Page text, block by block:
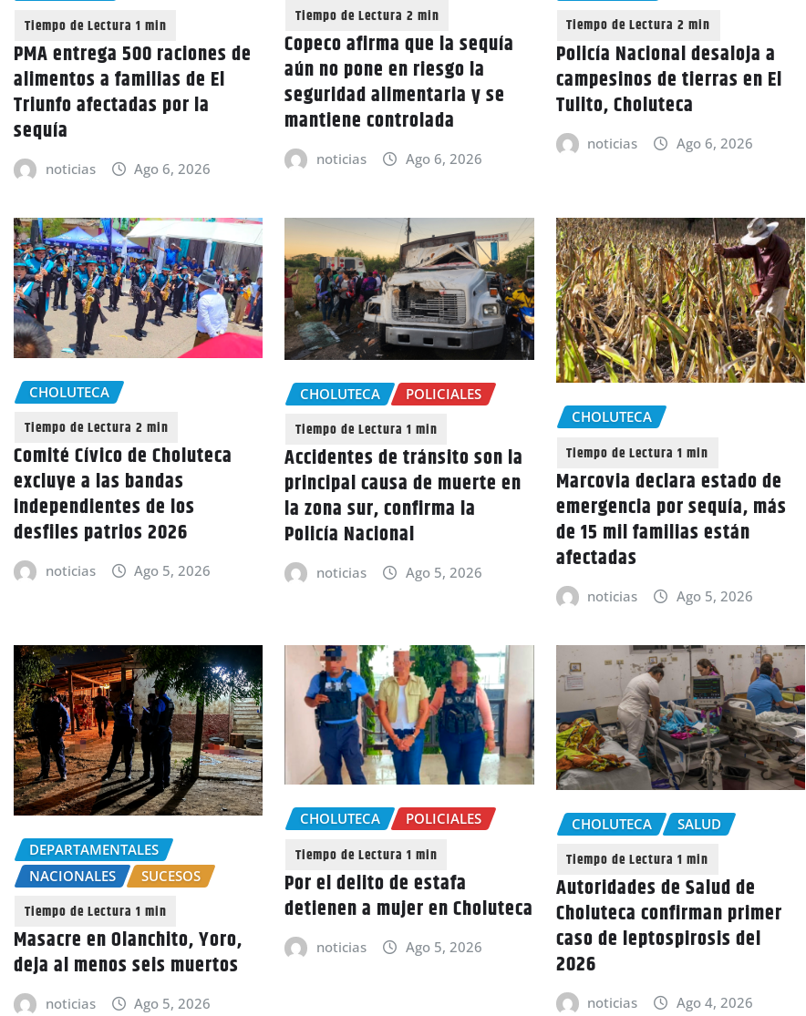
PMA entrega 500 raciones de
alimentos a familias de El
Triunfo afectadas por la
sequía
noticias Ago 6, 2026
Copeco afirma que la sequía
aún no pone en riesgo la
seguridad alimentaria y se
mantiene controlada
noticias Ago 6, 2026
Policía Nacional desaloja a
campesinos de tierras en El
Tulito, Choluteca
noticias Ago 6, 2026
CHOLUTECA
Comité Cívico de Choluteca
excluye a las bandas
independientes de los
desfiles patrios 2026
noticias Ago 5, 2026
CHOLUTECA POLICIALES
Accidentes de tránsito son la
principal causa de muerte en
la zona sur, confirma la
Policía Nacional
noticias Ago 5, 2026
CHOLUTECA
Marcovia declara estado de
emergencia por sequía, más
de 15 mil familias están
afectadas
noticias Ago 5, 2026
DEPARTAMENTALES
NACIONALES
SUCESOS
Masacre en Olanchito, Yoro,
deja al menos seis muertos
noticias Ago 5, 2026
CHOLUTECA POLICIALES
Por el delito de estafa
detienen a mujer en Choluteca
noticias Ago 5, 2026
CHOLUTECA SALUD
Autoridades de Salud de
Choluteca confirman primer
caso de leptospirosis del
2026
noticias Ago 4, 2026